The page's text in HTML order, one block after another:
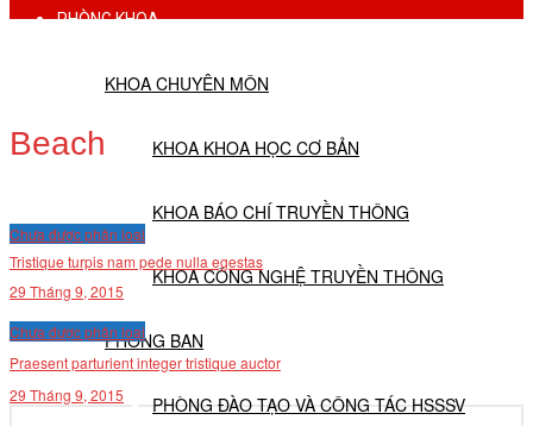
PHÒNG KHOA
KHOA CHUYÊN MÔN
KHOA KHOA HỌC CƠ BẢN
KHOA BÁO CHÍ TRUYỀN THÔNG
KHOA CÔNG NGHỆ TRUYỀN THÔNG
PHÒNG BAN
PHÒNG ĐÀO TẠO VÀ CÔNG TÁC HSSSV
Beach
Chưa được phân loại
Tristique turpis nam pede nulla egestas
29 Tháng 9, 2015
Chưa được phân loại
Praesent parturient integer tristique auctor
29 Tháng 9, 2015